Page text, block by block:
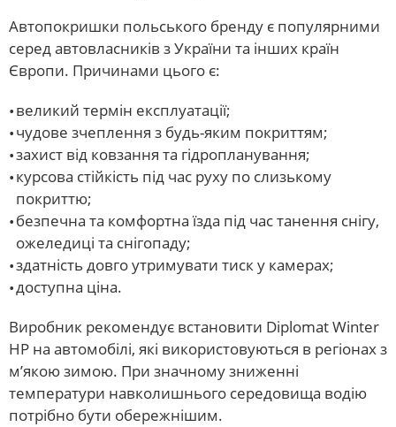
Автопокришки польського бренду є популярними
серед автовласників з України та інших країн
Європи. Причинами цього є:
великий термін експлуатації;
чудове зчеплення з будь-яким покриттям;
захист від ковзання та гідропланування;
курсова стійкість під час руху по слизькому
покриттю;
безпечна та комфортна їзда під час танення снігу,
ожеледиці та снігопаду;
здатність довго утримувати тиск у камерах;
доступна ціна.
Виробник рекомендує встановити Diplomat Winter
HP на автомобілі, які використовуються в регіонах з
м’якою зимою. При значному зниженні
температури навколишнього середовища водію
потрібно бути обережнішим.